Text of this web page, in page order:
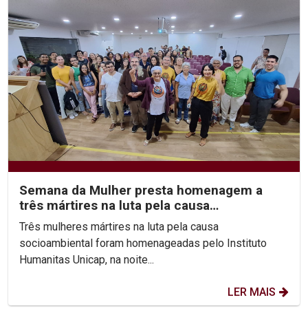
Semana da Mulher presta homenagem a
três mártires na luta pela causa
socioambiental
Três mulheres mártires na luta pela causa
socioambiental foram homenageadas pelo Instituto
Humanitas Unicap, na noite...
LER MAIS